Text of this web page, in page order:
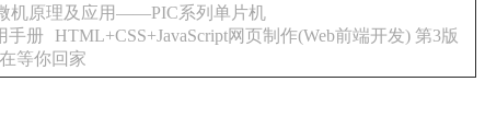
机原理及应用——PIC系列单片机
手册
HTML+CSS+JavaScript网页制作(Web前端开发) 第3版
等你回家